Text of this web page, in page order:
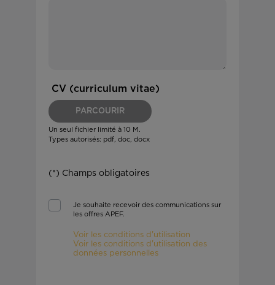
CV (curriculum vitae)
PARCOURIR
Un seul fichier limité à 10 M.
Types autorisés: pdf, doc, docx
(*) Champs obligatoires
Je souhaite recevoir des communications sur
les offres APEF.
Voir les conditions d'utilisation
Voir les conditions d'utilisation des
données personnelles